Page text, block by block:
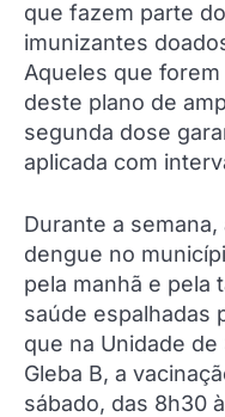
que fazem parte
imunizantes
Aqueles que
deste plano de
segunda dose
aplicada com
Durante a
dengue no
pela manhã e pela
saúde espalhadas
que na Unidade de
Gleba B, a
sábado, das 8h30